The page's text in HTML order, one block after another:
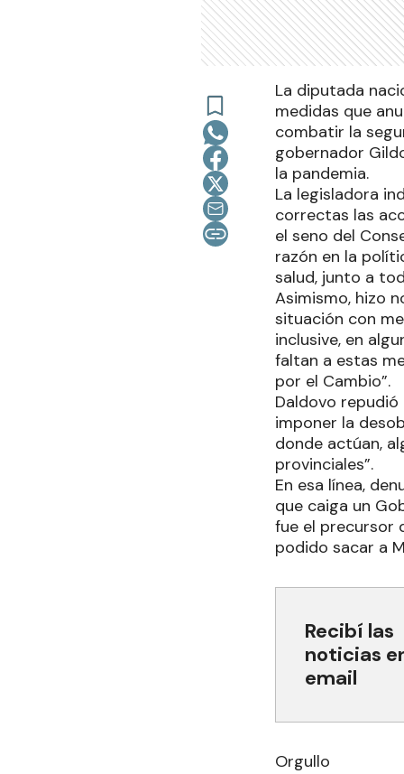
La diputada
medidas que
combatir la
gobernador
la pandemia.
La legisladora
correctas las
el seno del
razón en la
salud, junto a
Asimismo, hizo
situación con
inclusive, en
faltan a estas
por el Cambio”.
Daldovo
imponer la
donde actúan,
provinciales”.
En esa línea,
que caiga un
fue el precursor
podido sacar a
Recibí las
noticias
email
Orgullo